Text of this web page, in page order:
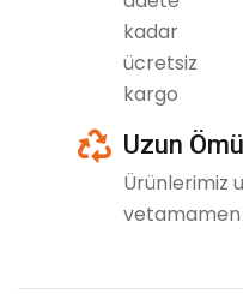
kadar
ücretsiz
kargo
icon
Uzun
Ürünlerimiz
vetamamen